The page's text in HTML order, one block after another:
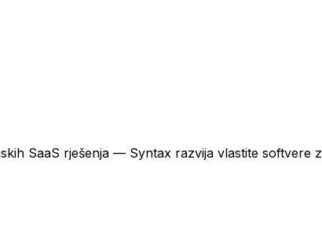
SaaS rješenja — Syntax razvija vlastite softvere